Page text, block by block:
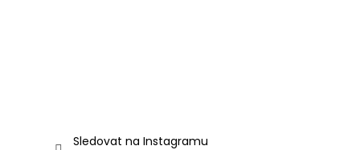
Sledovat na Instagramu